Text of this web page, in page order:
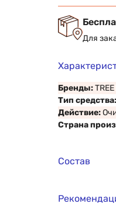
Для
Бренды:
Тип средства:
Действие:
Страна
Состав